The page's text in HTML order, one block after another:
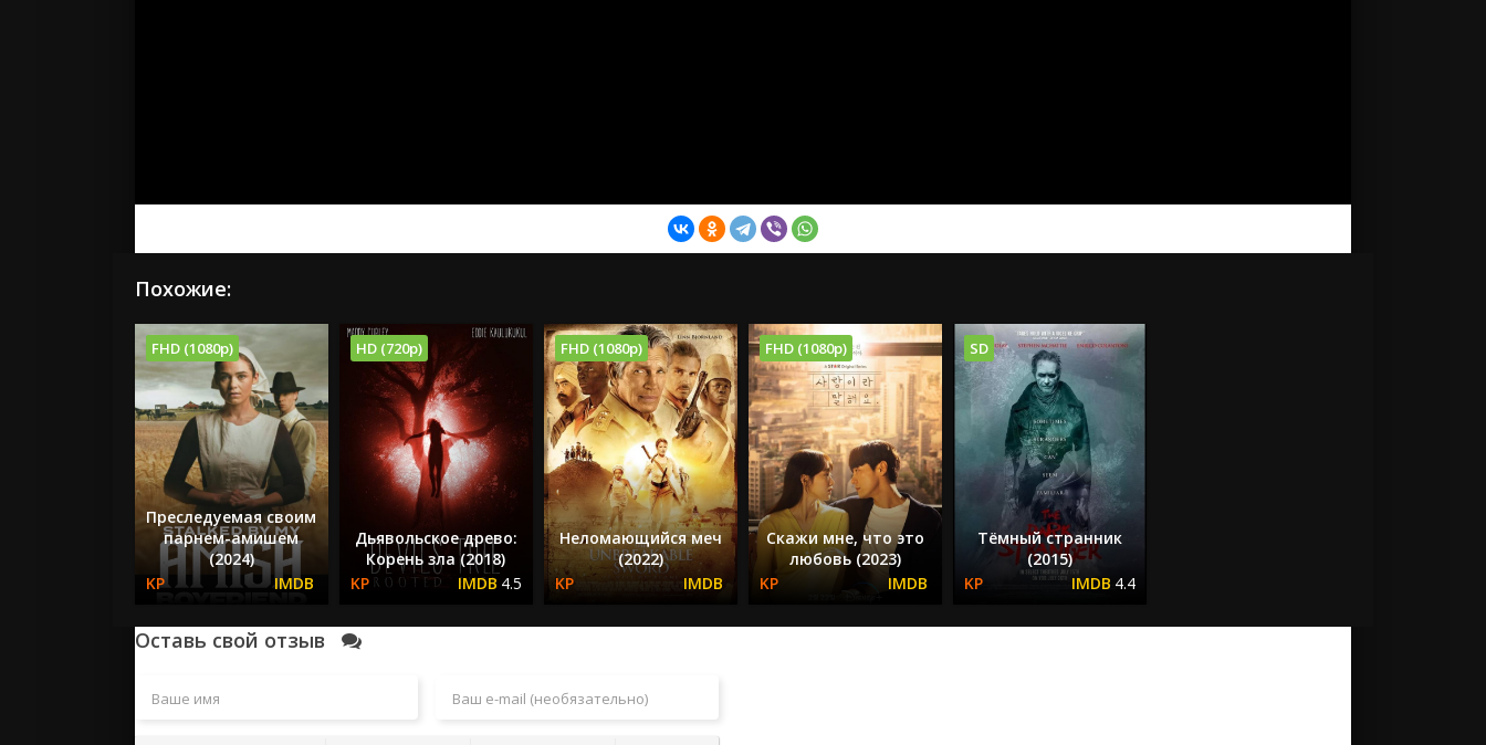
Похожие:
FHD (1080p)
Преследуемая своим
парнем-амишем
(2024)
HD (720p)
Дьявольское древо:
Корень зла (2018)
4.5
FHD (1080p)
Неломающийся меч
(2022)
FHD (1080p)
Скажи мне, что это
любовь (2023)
SD
Тёмный странник
(2015)
4.4
Оставь свой отзыв